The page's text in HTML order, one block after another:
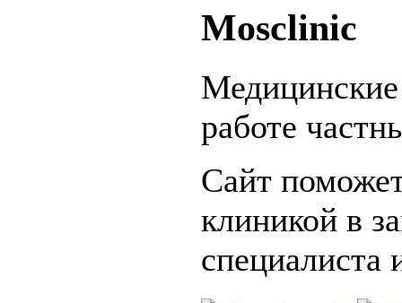
Mosclinic
работе
Сайт
клиникой в
специалиста